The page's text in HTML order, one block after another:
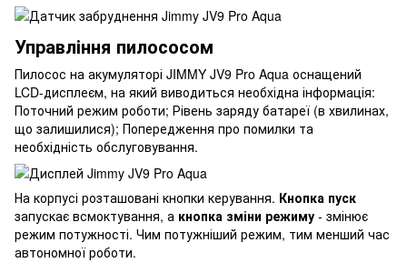
Управління пилососом
Пилосос на акумуляторі JIMMY JV9 Pro Aqua оснащений
LCD-дисплеєм, на який виводиться необхідна інформація:
Поточний режим роботи; Рівень заряду батареї (в хвилинах,
що залишилися); Попередження про помилки та
необхідність обслуговування.
На корпусі розташовані кнопки керування. Кнопка пуск
запускає всмоктування, а кнопка зміни режиму - змінює
режим потужності. Чим потужніший режим, тим менший час
автономної роботи.